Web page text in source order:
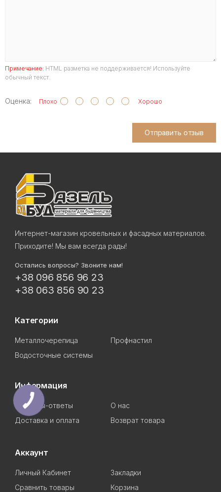
Примечание: HTML разметка не поддерживается! Используйте
обычный текст.
Оценка: Плохо Хорошо
Отправить отзыв
Интернет-магазин кровельных и фасадных материалов.
Приходите! Мы вам всегда рады!
Остались вопросы? Звоните нам!
+38 096 856 96 23
+38 063 856 90 23
Категории
Металлочерепица
Профнастил
Водосточные системы
Информация
Вопросы-ответы
О нас
Доставка и оплата
Возврат товара
Аккаунт
Личный Кабинет
Закладки
Сравнить товары
Корзина